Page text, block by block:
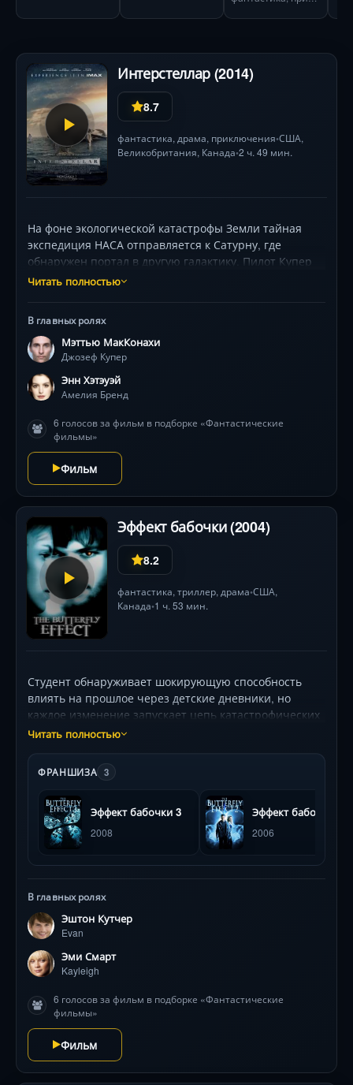
Интерстеллар (2014)
8.7
фантастика, драма, приключения•США,
Великобритания, Канада•2 ч. 49 мин.
На фоне экологической катастрофы Земли тайная
экспедиция НАСА отправляется к Сатурну, где
обнаружен портал в другую галактику. Пилот Купер
(Мэттью Макконахи) оставляет дочь, чтобы найти
Брэнд (Энн Хэтэуэй) сталкивается с временными
аномалиями: часы на орбите превращаются в годы
на Земле. Новаторская визуализация космоса,
основанная на расчётах физика Кипа Торна, и
пронзительная тема отцовства создают уникальный
эпическое напряжение миссии.
Читать полностью
В главных ролях
Мэттью МакКонахи
Джозеф Купер
Энн Хэтэуэй
Амелия Бренд
6 голосов за фильм в подборке «Фантастические
фильмы»
Фильм
Эффект бабочки (2004)
8.2
фантастика, триллер, драма•США,
Канада•1 ч. 53 мин.
Студент обнаруживает шокирующую способность
влиять на прошлое через детские дневники, но
каждое изменение запускает цепь катастрофических
событий. Триллер с Эштоном Кутчером в роли
реальностями, где спасение друзей оборачивается
кошмаром. Научно-фантастическая драма с
визуальной метафорой теории хаоса.
Читать полностью
ФРАНШИЗА 3
Эффект бабочки 3
2008
Эффект бабочки 2
2006
В главных ролях
Эштон Кутчер
Evan
Эми Смарт
Kayleigh
6 голосов за фильм в подборке «Фантастические
фильмы»
Фильм